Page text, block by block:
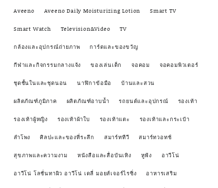
Aveeno Aveeno Daily Moisturizing Lotion Smart TV
Smart Watch Television&Video TV
กล้องและอุปกรณ์ถ่ายภาพ การ์ดและของขวัญ
กีฬาและกิจกรรมกลางแจ้ง ของเล่นเด็ก จอคอม จอคอมพิวเตอร์
ชุดชั้นในและชุดนอน นาฬิกาข้อมือ บ้านและสวน
ผลิตภัณฑ์ภูมิภาค ผลิตภัณฑ์อาบน้ำ รถยนต์และอุปกรณ์ รองเท้า
รองเท้าผู้หญิง รองเท้าผ้าใบ รองเท้าแตะ รองเท้าและกระเป๋า
ลำโพง ศิลปะและของที่ระลึก สมาร์ททีวี สมาร์ทวอทช์
สุขภาพและความงาม หนังสือและสื่อบันเทิง หูฟัง อาวีโน่
อาวีโน่ โลชั่นทาผิว อาวีโน่ เดลี่ มอยส์เจอร์ไรซิ่ง อาหารเสริม